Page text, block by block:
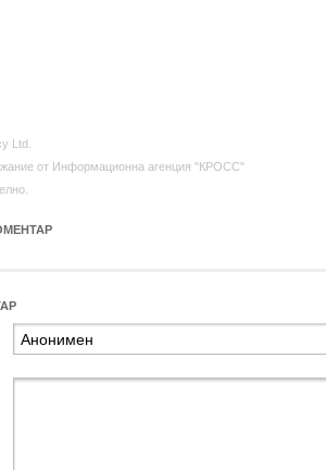
Ltd.
от Информационна агенция "КРОСС"